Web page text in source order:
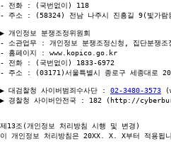
- 전화 : (국번없이) 118
- 주소 : (58324) 전남 나주시 진흥길 9(빛가람
▶ 개인정보 분쟁조정위원회
- 소관업무 : 개인정보 분쟁조정신청, 집단분쟁
- 홈페이지 : www.kopico.go.kr
- 전화 : (국번없이) 1833-6972
- 주소 : (03171)서울특별시 종로구 세종대로
▶ 대검찰청 사이버범죄수사단 : 02-3480-3573
▶ 경찰청 사이버안전국 : 182 (http://
제13조(개인정보 처리방침 시행 및 변경)
이 개인정보 처리방침은 20XX. X. X부터 적용됩